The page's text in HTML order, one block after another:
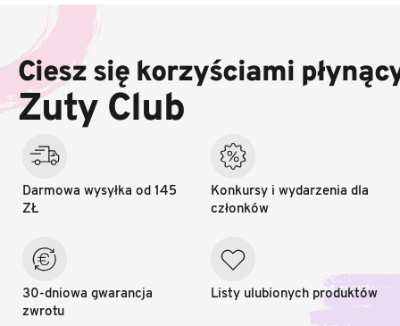
p
k
a
Ciesz się korzyściami
Zuty Club
Darmowa wysyłka od 145
ZŁ
30-dniowa gwarancja
zwrotu
Konkursy i wydarzenia dla
członków
Listy ulubionych produktów